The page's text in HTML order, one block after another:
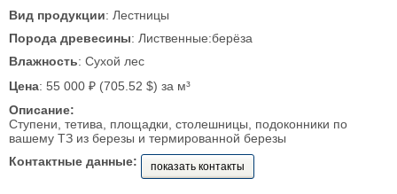
Вид продукции: Лестницы
Порода древесины: Лиственные:берёза
Влажность: Сухой лес
Цена: 55 000 ₽ (705.52 $) за м³
Описание:
Ступени, тетива, площадки, столешницы, подоконники по
вашему ТЗ из березы и термированной березы
Контактные данные:
показать контакты